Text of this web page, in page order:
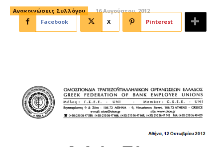
Ανακοινώσεις Συλλόγου
16 Αυγούστου, 2012
Facebook
X Pinterest